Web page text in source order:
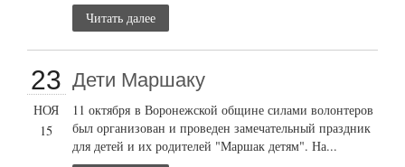
Читать далее
23
НОЯ
15
Дети Маршаку
11 октября в Воронежской общине силами волонтеров
был организован и проведен замечательный праздник
для детей и их родителей "Маршак детям". На...